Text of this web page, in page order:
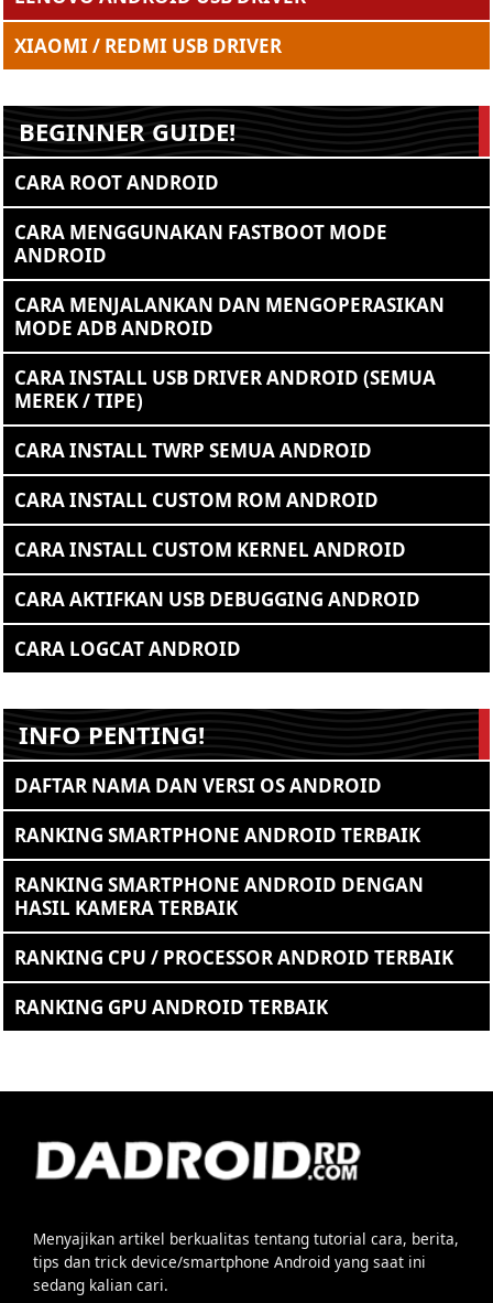
XIAOMI / REDMI USB DRIVER
BEGINNER GUIDE!
CARA ROOT ANDROID
CARA MENGGUNAKAN FASTBOOT MODE
ANDROID
CARA MENJALANKAN DAN MENGOPERASIKAN
MODE ADB ANDROID
CARA INSTALL USB DRIVER ANDROID (SEMUA
MEREK / TIPE)
CARA INSTALL TWRP SEMUA ANDROID
CARA INSTALL CUSTOM ROM ANDROID
CARA INSTALL CUSTOM KERNEL ANDROID
CARA AKTIFKAN USB DEBUGGING ANDROID
CARA LOGCAT ANDROID
INFO PENTING!
DAFTAR NAMA DAN VERSI OS ANDROID
RANKING SMARTPHONE ANDROID TERBAIK
RANKING SMARTPHONE ANDROID DENGAN
HASIL KAMERA TERBAIK
RANKING CPU / PROCESSOR ANDROID TERBAIK
RANKING GPU ANDROID TERBAIK
Menyajikan artikel berkualitas tentang tutorial cara, berita,
tips dan trick device/smartphone Android yang saat ini
sedang kalian cari.